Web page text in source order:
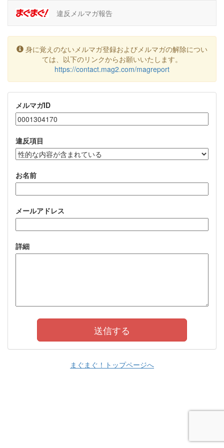
違反メルマガ報告
身に覚えのないメルマガ登録およびメルマガの解除につい
ては、以下のリンクからお願いいたします。
https://contact.mag2.com/magreport
メルマガID
違反項目
お名前
メールアドレス
詳細
まぐまぐ！トップページへ